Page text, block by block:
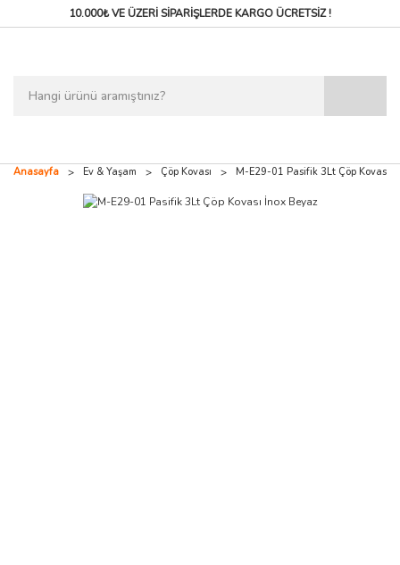
10.000₺ VE ÜZERİ SİPARİŞLERDEKARGO ÜCRETSİZ !
Anasayfa Ev & Yaşam Çöp Kovası M-E29-01 Pasifik 3Lt Çöp Kovası